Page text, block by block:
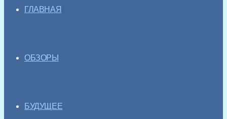
ГЛАВНАЯ
ОБЗОРЫ
БУДУЩЕЕ